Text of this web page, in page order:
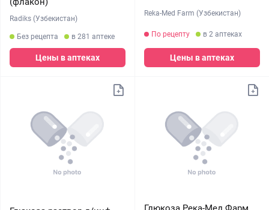
Radiks (Узбекистан)
Без рецепта в 281 аптеке
Цены в аптеках
Reka-Med Farm (Узбекистан)
По рецепту в 2 аптеках
Цены в аптеках